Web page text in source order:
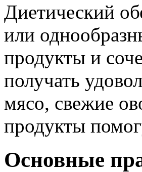
Диетический
или
продукты и
получать
мясо, свежие
продукты
Основные